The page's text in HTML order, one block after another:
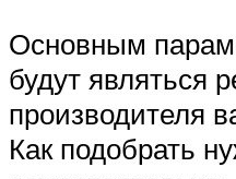
Основным
будут являться
производителя
Как подобрать